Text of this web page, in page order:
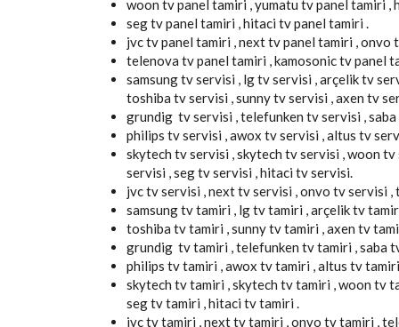
woon tv panel tamiri , yumatu tv panel tamiri
seg tv panel tamiri , hitaci tv panel tamiri .
jvc tv panel tamiri , next tv panel tamiri , onvo
telenova tv panel tamiri , kamosonic tv panel
samsung tv servisi , lg tv servisi , arçelik tv
toshiba tv servisi , sunny tv servisi , axen tv
grundig tv servisi , telefunken tv servisi ,
philips tv servisi , awox tv servisi , altus tv
skytech tv servisi , skytech tv servisi , woon
servisi , seg tv servisi , hitaci tv servisi.
jvc tv servisi , next tv servisi , onvo tv servisi
samsung tv tamiri , lg tv tamiri , arçelik tv
toshiba tv tamiri , sunny tv tamiri , axen tv
grundig tv tamiri , telefunken tv tamiri , saba
philips tv tamiri , awox tv tamiri , altus tv
skytech tv tamiri , skytech tv tamiri , woon tv
seg tv tamiri , hitaci tv tamiri .
jvc tv tamiri , next tv tamiri , onvo tv tamiri ,